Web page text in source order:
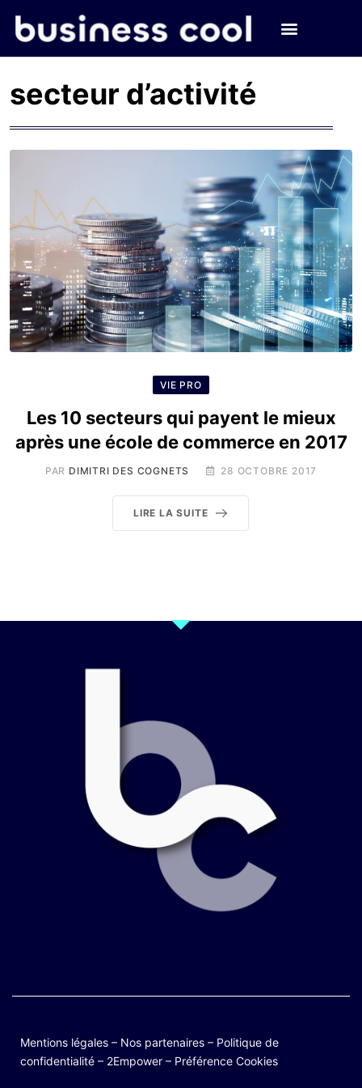
secteur d’activité
VIE PRO
Les 10 secteurs qui payent le mieux
après une école de commerce en 2017
PAR DIMITRI DES COGNETS 28 OCTOBRE 2017
LIRE LA SUITE
Mentions légales – Nos partenaires – Politique de
confidentialité – 2Empower – Préférence Cookies